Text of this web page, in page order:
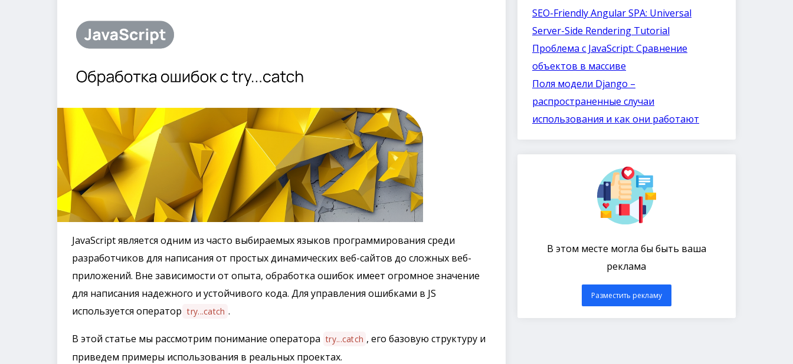
JavaScript является одним из часто выбираемых языков программирования среди
разработчиков для написания от простых динамических веб-сайтов до сложных веб-
приложений. Вне зависимости от опыта, обработка ошибок имеет огромное значение
для написания надежного и устойчивого кода. Для управления ошибками в JS
используется оператор try...catch .
В этой статье мы рассмотрим понимание оператора try...catch , его базовую структуру и
приведем примеры использования в реальных проектах.
SEO-Friendly Angular SPA: Universal
Server-Side Rendering Tutorial
Проблема с JavaScript: Сравнение
объектов в массиве
Поля модели Django –
распространенные случаи
использования и как они работают
В этом месте могла бы быть ваша
реклама
Разместить рекламу